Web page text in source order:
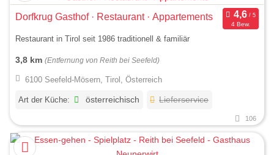
Dorfkrug Gasthof · Restaurant · Appartements
4 Bew.
Restaurant in Tirol seit 1986 traditionell & familiär
3,8 km (Entfernung von Reith bei Seefeld)
6100 Seefeld-Mösern, Tirol, Österreich
Art der Küche: österreichisch Lieferservice
106